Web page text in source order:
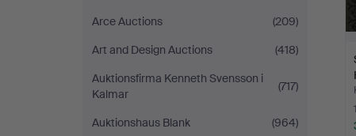
Arce Auctions
(209)
Art and Design Auctions
(418)
Auktionsfirma Kenneth Svensson i
Kalmar
(717)
Auktionshaus Blank
(964)